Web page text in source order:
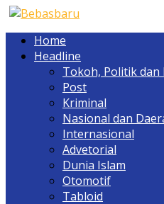
Home
Headline
Tokoh, Politik dan
Post
Kriminal
Nasional dan
Internasional
Advetorial
Dunia Islam
Otomotif
Tabloid